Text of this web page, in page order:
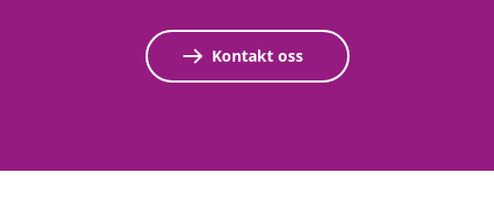
Kontakt oss